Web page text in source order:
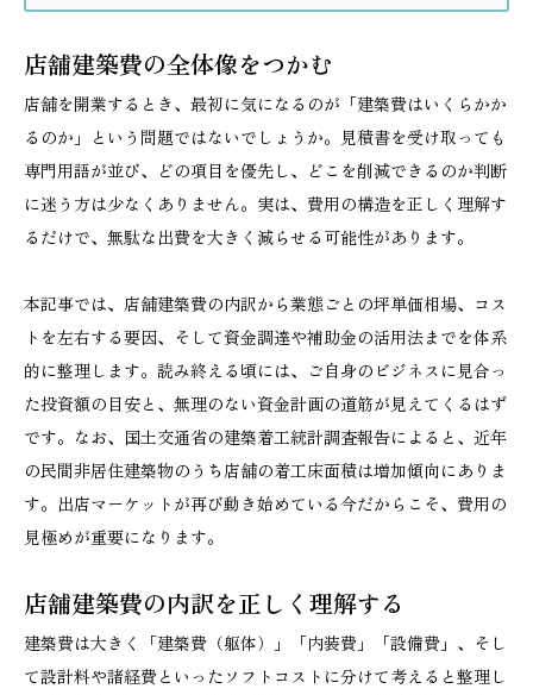
店舗建築費の全体像をつかむ
店舗を開業するとき、最初に気になるのが「建築費はいくらかか
るのか」という問題ではないでしょうか。見積書を受け取っても
専門用語が並び、どの項目を優先し、どこを削減できるのか判断
に迷う方は少なくありません。実は、費用の構造を正しく理解す
るだけで、無駄な出費を大きく減らせる可能性があります。
本記事では、店舗建築費の内訳から業態ごとの坪単価相場、コス
トを左右する要因、そして資金調達や補助金の活用法までを体系
的に整理します。読み終える頃には、ご自身のビジネスに見合っ
た投資額の目安と、無理のない資金計画の道筋が見えてくるはず
です。なお、国土交通省の建築着工統計調査報告によると、近年
の民間非居住建築物のうち店舗の着工床面積は増加傾向にありま
す。出店マーケットが再び動き始めている今だからこそ、費用の
見極めが重要になります。
店舗建築費の内訳を正しく理解する
建築費は大きく「建築費（躯体）」「内装費」「設備費」、そし
て設計料や諸経費といったソフトコストに分けて考えると整理し